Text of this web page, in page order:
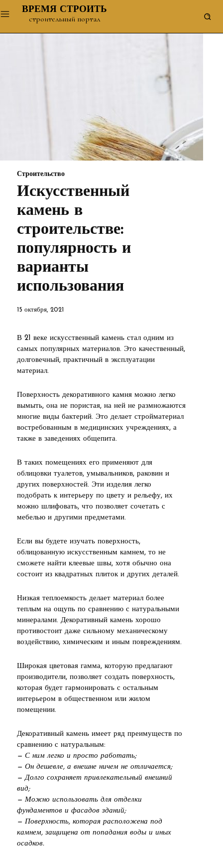
ВРЕМЯ СТРОИТЬ
строительный портал
Строительство
Искусственный
камень в
строительстве:
популярность и
варианты
использования
15 октября, 2021
В 21 веке искусственный камень стал одним из
самых популярных материалов. Это качественный,
долговечный, практичный в эксплуатации
материал.
Поверхность декоративного камня можно легко
вымыть, она не пористая, на ней не размножаются
многие виды бактерий. Это делает стройматериал
востребованным в медицинских учреждениях, а
также в заведениях общепита.
В таких помещениях его применяют для
облицовки туалетов, умывальников, раковин и
других поверхностей. Эти изделия легко
подобрать к интерьеру по цвету и рельефу, их
можно шлифовать, что позволяет сочетать с
мебелью и другими предметами.
Если вы будете изучать поверхность,
облицованную искусственным камнем, то не
сможете найти клеевые швы, хотя обычно она
состоит из квадратных плиток и других деталей.
Низкая теплоемкость делает материал более
теплым на ощупь по сравнению с натуральными
минералами. Декоративный камень хорошо
противостоит даже сильному механическому
воздействию, химическим и иным повреждениям.
Широкая цветовая гамма, которую предлагают
производители, позволяет создать поверхность,
которая будет гармонировать с остальным
интерьером в общественном или жилом
помещении.
Декоративный камень имеет ряд преимуществ по
сравнению с натуральным:
— С ним легко и просто работать;
— Он дешевле, а внешне ничем не отличается;
— Долго сохраняет привлекательный внешний
вид;
— Можно использовать для отделки
фундаментов и фасадов зданий;
— Поверхность, которая расположена под
камнем, защищена от попадания воды и иных
осадков.